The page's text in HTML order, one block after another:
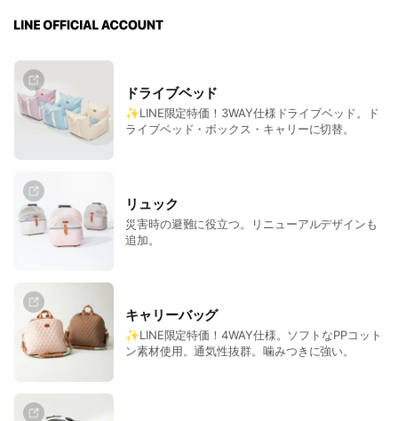
ドライブベッド
✨LINE限定特価！3WAY仕様ドライブベッド。ド
ライブベッド・ボックス・キャリーに切替。
リュック
災害時の避難に役立つ。リニューアルデザインも
追加。
キャリーバッグ
✨LINE限定特価！4WAY仕様。ソフトなPPコット
ン素材使用。通気性抜群。噛みつきに強い。